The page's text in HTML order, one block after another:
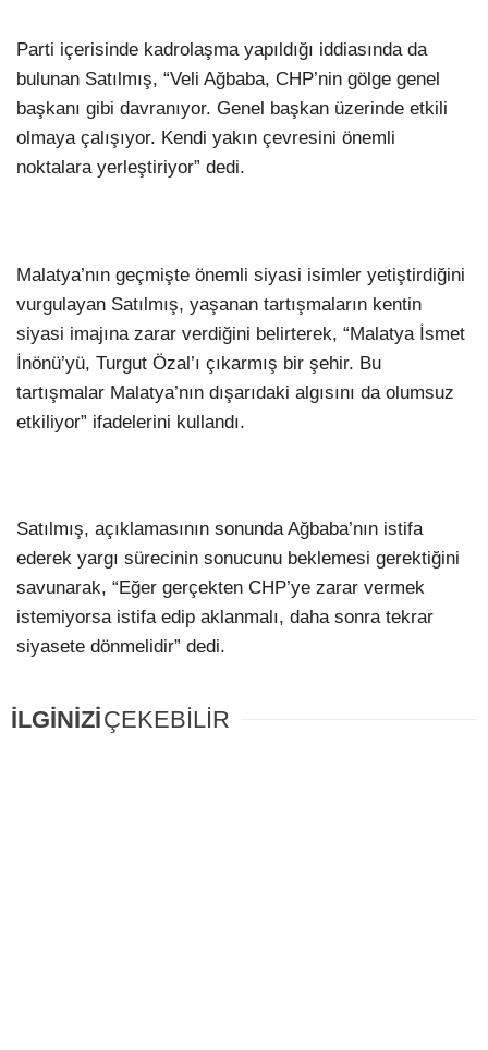
Parti içerisinde kadrolaşma yapıldığı iddiasında da
bulunan Satılmış, “Veli Ağbaba, CHP’nin gölge genel
başkanı gibi davranıyor. Genel başkan üzerinde etkili
olmaya çalışıyor. Kendi yakın çevresini önemli
noktalara yerleştiriyor” dedi.
Malatya’nın geçmişte önemli siyasi isimler yetiştirdiğini
vurgulayan Satılmış, yaşanan tartışmaların kentin
siyasi imajına zarar verdiğini belirterek, “Malatya İsmet
İnönü’yü, Turgut Özal’ı çıkarmış bir şehir. Bu
tartışmalar Malatya’nın dışarıdaki algısını da olumsuz
etkiliyor” ifadelerini kullandı.
Satılmış, açıklamasının sonunda Ağbaba’nın istifa
ederek yargı sürecinin sonucunu beklemesi gerektiğini
savunarak, “Eğer gerçekten CHP’ye zarar vermek
istemiyorsa istifa edip aklanmalı, daha sonra tekrar
siyasete dönmelidir” dedi.
İLGİNİZİÇEKEBİLİR